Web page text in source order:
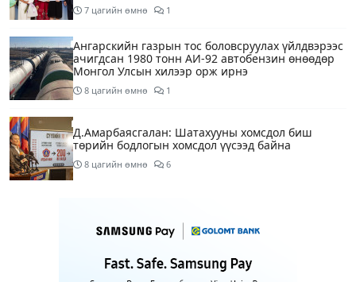
7 цагийн өмнө 1
Ангарскийн газрын тос боловсруулах үйлдвэрээс
ачигдсан 1980 тонн АИ-92 автобензин өнөөдөр
Монгол Улсын хилээр орж ирнэ
8 цагийн өмнө 1
Д.Амарбаясгалан: Шатахууны хомсдол биш
төрийн бодлогын хомсдол үүсээд байна
8 цагийн өмнө 6
23:00 цагаас түр хааж, борооны ус зайлуулах
шугамын хөндлөн сэтэлгээ хийнэ